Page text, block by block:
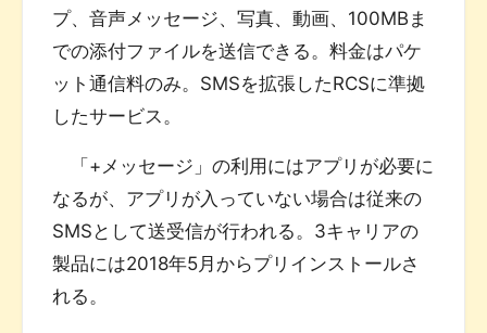
プ、音声メッセージ、写真、動画、100MBま
での添付ファイルを送信できる。料金はパケ
ット通信料のみ。SMSを拡張したRCSに準拠
したサービス。
「+メッセージ」の利用にはアプリが必要に
なるが、アプリが入っていない場合は従来の
SMSとして送受信が行われる。3キャリアの
製品には2018年5月からプリインストールさ
れる。